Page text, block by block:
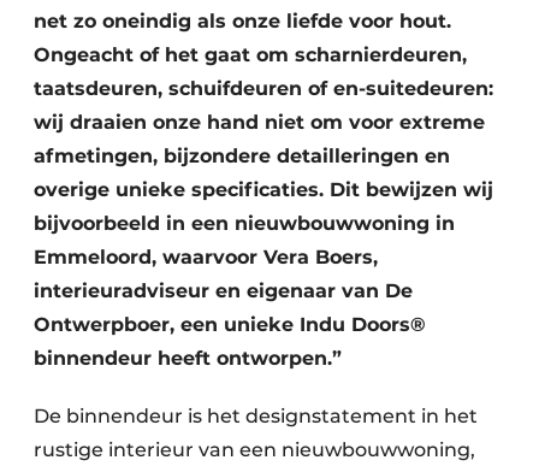
net zo oneindig als onze liefde voor hout.
Ongeacht of het gaat om scharnierdeuren,
taatsdeuren, schuifdeuren of en-suitedeuren:
wij draaien onze hand niet om voor extreme
afmetingen, bijzondere detailleringen en
overige unieke specificaties. Dit bewijzen wij
bijvoorbeeld in een nieuwbouwwoning in
Emmeloord, waarvoor Vera Boers,
interieuradviseur en eigenaar van De
Ontwerpboer, een unieke Indu Doors®
binnendeur heeft ontworpen.”
De binnendeur is het designstatement in het
rustige interieur van een nieuwbouwwoning,